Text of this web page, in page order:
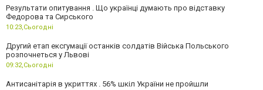
Результати опитування . Що українці думають про відставку
Федорова та Сирського
10:23,Сьогодні
Другий етап ексгумації останків солдатів Війська Польського
розпочнеться у Львові
09:32,Сьогодні
Антисанітарія в укриттях . 56% шкіл України не пройшли